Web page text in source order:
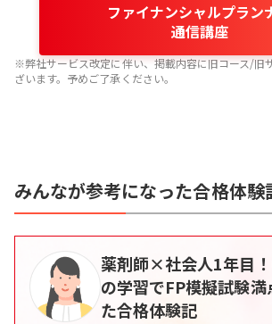
ファイナンシャルプラン
通信講座
※弊社サービス改定に伴い、掲載内容に旧コース/旧
ざいます。予めご了承ください。
みんなが参考になった合格体験
薬剤師×社会人1年目
の学習でFP模擬試験満
た合格体験記